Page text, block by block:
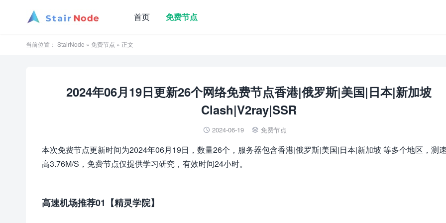
首页 免费节点
当前位置： StairNode » 免费节点 » 正文
2024年06月19日更新26个网络免费节点香港|俄罗斯|美国|日本|新加坡
Clash|V2ray|SSR
 2024-06-19  免费节点
本次免费节点更新时间为2024年06月19日，数量26个，服务器包含香港|俄罗斯|美国|日本|新加坡 等多个地区，测
高3.76M/S，免费节点仅提供学习研究，有效时间24小时。
高速机场推荐01【精灵学院】